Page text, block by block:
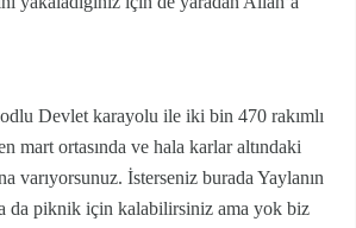
Devlet karayolu ile iki bin 470 rakımlı
mart ortasında ve hala karlar altındaki
varıyorsunuz. İsterseniz burada Yaylanın
da piknik için kalabilirsiniz ama yok biz